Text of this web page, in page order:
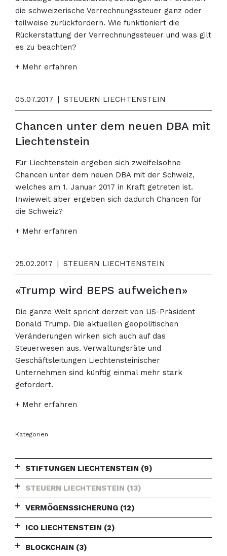
die schweizerische Verrechnungssteuer ganz oder
teilweise zurückfordern. Wie funktioniert die
Rückerstattung der Verrechnungssteuer und was gilt
es zu beachten?
+ Mehr erfahren
05.07.2017 | STEUERN LIECHTENSTEIN
Chancen unter dem neuen DBA mit
Liechtenstein
Für Liechtenstein ergeben sich zweifelsohne
Chancen unter dem neuen DBA mit der Schweiz,
welches am 1. Januar 2017 in Kraft getreten ist.
Inwieweit aber ergeben sich dadurch Chancen für
die Schweiz?
+ Mehr erfahren
25.02.2017 | STEUERN LIECHTENSTEIN
«Trump wird BEPS aufweichen»
Die ganze Welt spricht derzeit von US-Präsident
Donald Trump. Die aktuellen geopolitischen
Veränderungen wirken sich auch auf das
Steuerwesen aus. Verwaltungsräte und
Geschäftsleitungen Liechtensteinischer
Unternehmen sind künftig einmal mehr stark
gefordert.
+ Mehr erfahren
Kategorien
STIFTUNGEN LIECHTENSTEIN (9)
STEUERN LIECHTENSTEIN (13)
VERMÖGENSSICHERUNG (12)
ICO LIECHTENSTEIN (2)
BLOCKCHAIN (3)